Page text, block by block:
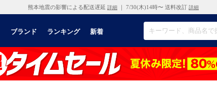
熊本地震の影響による配送遅延 詳細 ｜ 7/30(木)14時〜 送料改訂 詳細
ブランド ランキング 新着